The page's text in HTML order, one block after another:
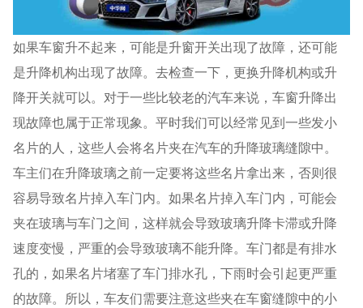
如果车窗升不起来，可能是升窗开关出现了故障，还可能
是升降机构出现了故障。去检查一下，更换升降机构或升
降开关就可以。对于一些比较老的汽车来说，车窗升降出
现故障也属于正常现象。平时我们可以经常见到一些发小
名片的人，这些人会将名片夹在汽车的升降玻璃缝隙中。
车主们在升降玻璃之前一定要将这些名片拿出来，否则很
容易导致名片掉入车门内。如果名片掉入车门内，可能会
夹在玻璃与车门之间，这样就会导致玻璃升降卡滞或升降
速度变慢，严重的会导致玻璃不能升降。车门都是有排水
孔的，如果名片堵塞了车门排水孔，下雨时会引起更严重
的故障。所以，车友们需要注意这些夹在车窗缝隙中的小